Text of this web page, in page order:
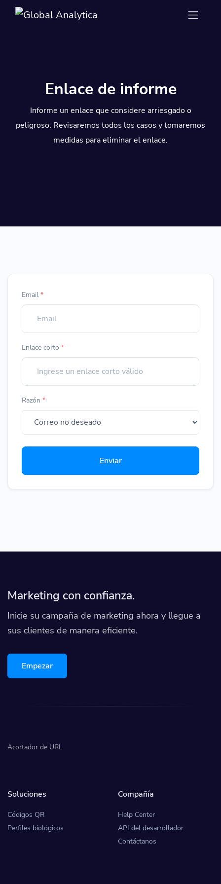
Enlace de informe
Informe un enlace que considere arriesgado o
peligroso. Revisaremos todos los casos y tomaremos
medidas para eliminar el enlace.
Email *
Enlace corto *
Razón *
Enviar
Marketing con confianza.
Inicie su campaña de marketing ahora y llegue a
sus clientes de manera eficiente.
Empezar
Acortador de URL
Soluciones
Códigos QR
Perfiles biológicos
Compañía
Help Center
API del desarrollador
Contáctanos